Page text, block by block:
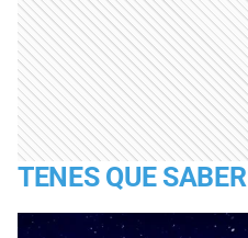
TENES QUE SABER